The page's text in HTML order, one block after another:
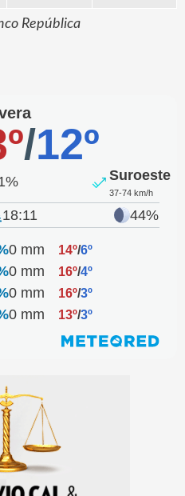
República
/12º
Suroeste
37-74 km/h
18:11 44%
0 mm 14º/6º
0 mm 16º/4º
0 mm 16º/3º
0 mm 13º/3º